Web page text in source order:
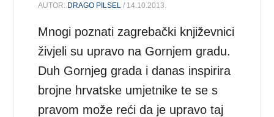
AUTOR: DRAGO PILSEL / 14.10.2013.
Mnogi poznati zagrebački književnici
živjeli su upravo na Gornjem gradu.
Duh Gornjeg grada i danas inspirira
brojne hrvatske umjetnike te se s
pravom može reći da je upravo taj